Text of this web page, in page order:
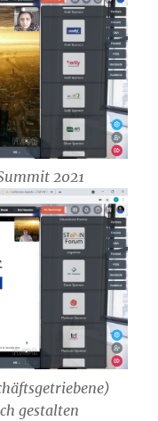
2021
gestalten